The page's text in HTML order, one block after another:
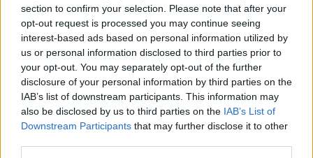
section to confirm your selection. Please note that after your
opt-out request is processed you may continue seeing
interest-based ads based on personal information utilized by
us or personal information disclosed to third parties prior to
your opt-out. You may separately opt-out of the further
disclosure of your personal information by third parties on the
IAB’s list of downstream participants. This information may
also be disclosed by us to third parties on the IAB’s List of
Downstream Participants that may further disclose it to other
ΤΟΠΙΚΉ ΕΠΙΚΑΙΡΌΤΗΤΑ
Την Πέμπτη στην Άρδασσα η κηδεία του γνωστού
γιατρού Νίκου Ελευθεριάδη